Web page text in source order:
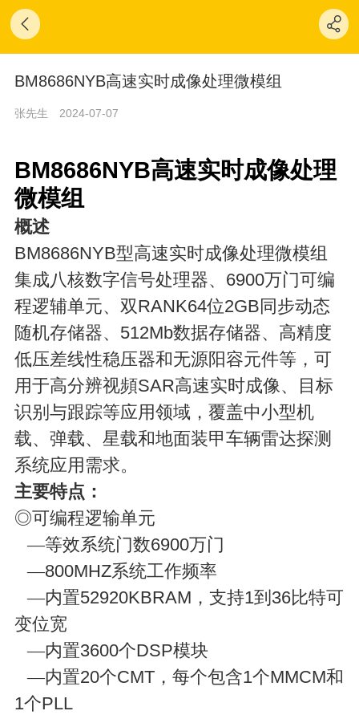
BM8686NYB高速实时成像处理微模组
张先生 2024-07-07
BM8686NYB高速实时成像处理
微模组
概述
BM8686NYB型高速实时成像处理微模组
集成八核数字信号处理器、 6900万门可编
程逻辅单元、双RANK64位2GB同步动态
随机存储器、 512Mb数据存储器、高精度
低压差线性稳压器和无源阳容元件等，可
用于高分辨视頻SAR高速实时成像、目标
识别与跟踪等应用领域，覆盖中小型机
载、弹载、星载和地面装甲车辆雷达探测
系统应用需求。
主要特点：
◎可编程逻输单元
—等效系统门数6900万门
—800MHZ系统工作频率
—内置52920KBRAM ，支持1到 36比特可
变位宽
—内置3600个DSP模块
—内置20个CMT ，每个包含1个MMCM和
1个PLL